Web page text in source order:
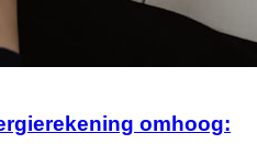
omhoog: